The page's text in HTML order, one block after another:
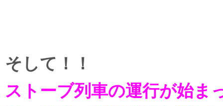
そして！！
ストーブ列車の運行が始ま